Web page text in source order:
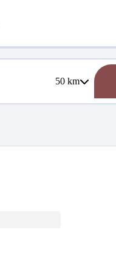
50km